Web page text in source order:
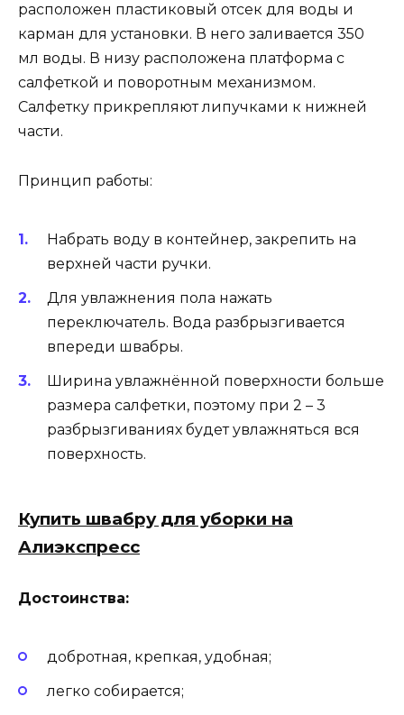
расположен пластиковый отсек для воды и
карман для установки. В него заливается 350
мл воды. В низу расположена платформа с
салфеткой и поворотным механизмом.
Салфетку прикрепляют липучками к нижней
части.
Принцип работы:
Набрать воду в контейнер, закрепить на
верхней части ручки.
Для увлажнения пола нажать
переключатель. Вода разбрызгивается
впереди швабры.
Ширина увлажнённой поверхности больше
размера салфетки, поэтому при 2 – 3
разбрызгиваниях будет увлажняться вся
поверхность.
Купить швабру для уборки на
Алиэкспресс
Достоинства:
добротная, крепкая, удобная;
легко собирается;